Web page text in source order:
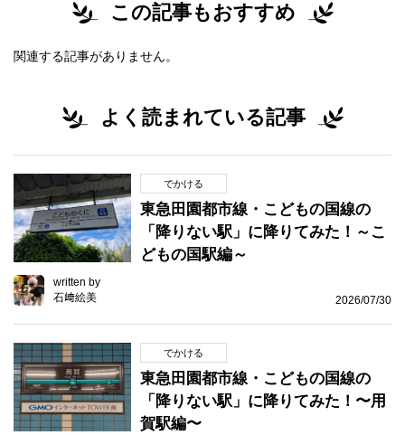
この記事もおすすめ
関連する記事がありません。
よく読まれている記事
でかける
東急田園都市線・こどもの国線の
「降りない駅」に降りてみた！～こ
どもの国駅編～
written by
石﨑絵美
2026/07/30
でかける
東急田園都市線・こどもの国線の
「降りない駅」に降りてみた！〜用
賀駅編〜